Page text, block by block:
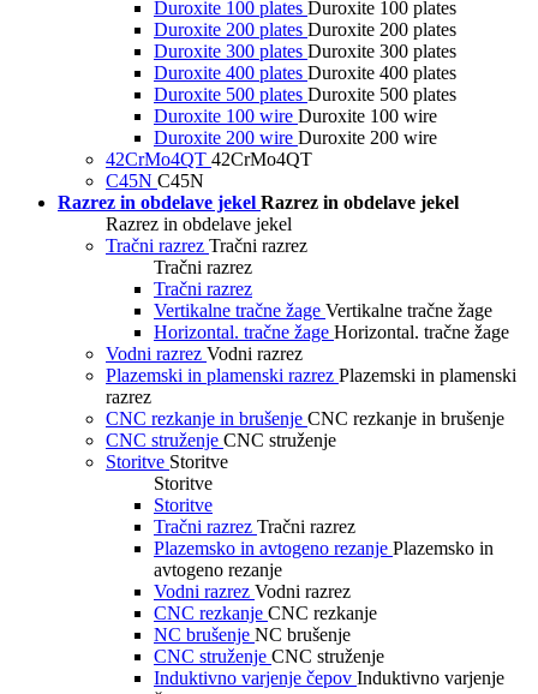
Duroxite 100 plates Duroxite 100 plates
Duroxite 200 plates Duroxite 200 plates
Duroxite 300 plates Duroxite 300 plates
Duroxite 400 plates Duroxite 400 plates
Duroxite 500 plates Duroxite 500 plates
Duroxite 100 wire Duroxite 100 wire
Duroxite 200 wire Duroxite 200 wire
42CrMo4QT 42CrMo4QT
C45N C45N
Razrez in obdelave jekel Razrez in obdelave jekel
Razrez in obdelave jekel
Tračni razrez Tračni razrez
Tračni razrez
Tračni razrez
Vertikalne tračne žage Vertikalne tračne žage
Horizontal. tračne žage Horizontal. tračne žage
Vodni razrez Vodni razrez
Plazemski in plamenski razrez Plazemski in plamenski
razrez
CNC rezkanje in brušenje CNC rezkanje in brušenje
CNC struženje CNC struženje
Storitve Storitve
Storitve
Storitve
Tračni razrez Tračni razrez
Plazemsko in avtogeno rezanje Plazemsko in
avtogeno rezanje
Vodni razrez Vodni razrez
CNC rezkanje CNC rezkanje
NC brušenje NC brušenje
CNC struženje CNC struženje
Induktivno varjenje čepov Induktivno varjenje